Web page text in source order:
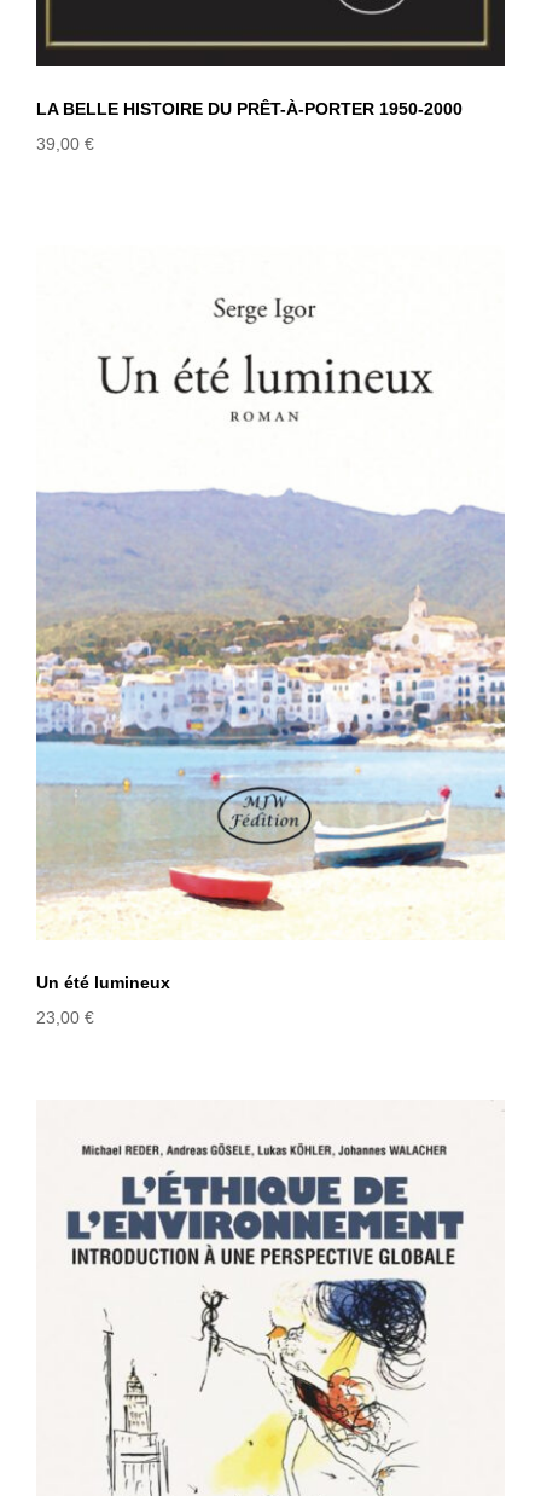
LA BELLE HISTOIRE DU PRÊT-À-PORTER 1950-2000
39,00 €
Un été lumineux
Un été lumineux
23,00 €
L’éthique de l’environnement –
Introduction à une perspective
globale